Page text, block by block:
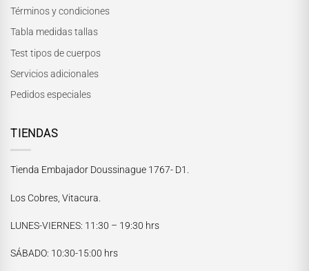
Términos y condiciones
Tabla medidas tallas
Test tipos de cuerpos
Servicios adicionales
Pedidos especiales
TIENDAS
Tienda Embajador Doussinague 1767- D1.
Los Cobres, Vitacura.
LUNES-VIERNES: 11:30 – 19:30 hrs
SÁBADO: 10:30-15:00 hrs
María Paskaró